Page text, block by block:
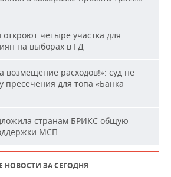
четыре участка для
на выборах в ГД
возмещение расходов!»: суд не
пресечения для топа «Банка
странам БРИКС общую
МСП
НОВОСТИ ЗА СЕГОДНЯ